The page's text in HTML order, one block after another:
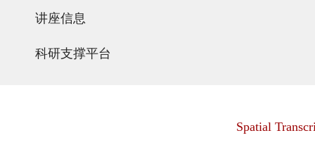
讲座信息
科研支撑平台
Spatial